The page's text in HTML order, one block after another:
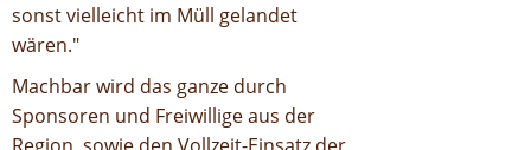
sonst vielleicht im Müll gelandet
wären."
Machbar wird das ganze durch
Sponsoren und Freiwillige aus der